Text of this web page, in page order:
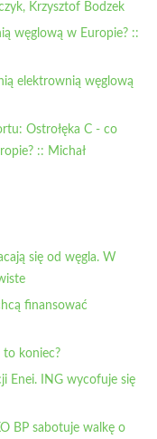
Krzysztof Bodzek
węglową w Europie? ::
elektrownią węglową
Ostrołęka C - co
:: Michał
się od węgla. W
finansować
to koniec?
Enei. ING wycofuje się
BP sabotuje walkę o